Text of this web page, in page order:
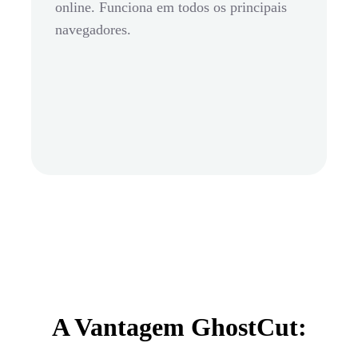
online. Funciona em todos os principais
navegadores.
A Vantagem GhostCut: